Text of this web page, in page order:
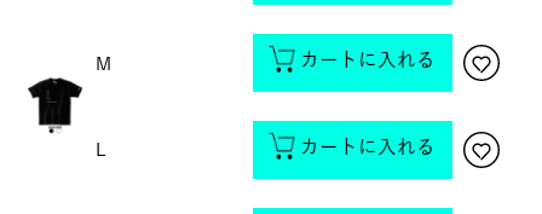
M カートに入れる
カートに入れる